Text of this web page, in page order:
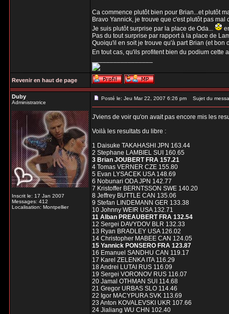
Ca commence plutôt bien pour Brian...et plutôt
Bravo Yannick, je trouve que c'est plutôt pas mal
Je suis plutôt surprise par la place de Oda...
Pas du tout surprise par rapport à la place de
Quoiqu'il en soit je trouve qu'à part Brian (et bon
En tout cas, qu'ils profitent bien du podium
_________________
Revenir en haut de page
Duby
Administratrice
Inscrit le: 17 Jan 2007
Messages: 412
Localisation: Montpellier
Posté le: Jeu Mar 22, 2007 6:26 pm Sujet du
J'viens de voir qu'on avait pas encore mis les
Voilà les resultats du libre :
1 Daisuke TAKAHASHI JPN 163.44
2 Stephane LAMBIEL SUI 160.65
3 Brian JOUBERT FRA 157.21
4 Tomas VERNER CZE 155.80
5 Evan LYSACEK USA 148.69
6 Nobunari ODA JPN 142.77
7 Kristoffer BERNTSSON SWE 140.20
8 Jeffrey BUTTLE CAN 135.06
9 Stefan LINDEMANN GER 133.38
10 Johnny WEIR USA 132.71
11 Alban PREAUBERT FRA 132.54
12 Sergei DAVYDOV BLR 132.33
13 Ryan BRADLEY USA 126.02
14 Christopher MABEE CAN 124.05
15 Yannick PONSERO FRA 123.87
16 Emanuel SANDHU CAN 119.17
17 Karel ZELENKA ITA 116.29
18 Andrei LUTAI RUS 116.09
19 Sergei VORONOV RUS 116.07
20 Jamal OTHMAN SUI 114.68
21 Gregor URBAS SLO 114.46
22 Igor MACYPURA SVK 113.69
23 Anton KOVALEVSKI UKR 107.66
24 Jialiang WU CHN 102.40